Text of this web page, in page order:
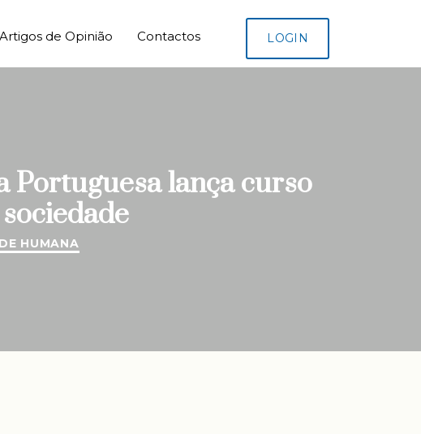
Artigos de Opinião Contactos LOGIN
Portuguesa lança curso
HUMANA